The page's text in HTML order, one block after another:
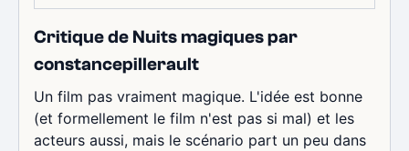
Critique de Nuits magiques par
constancepillerault
Un film pas vraiment magique. L'idée est bonne
(et formellement le film n'est pas si mal) et les
acteurs aussi, mais le scénario part un peu dans